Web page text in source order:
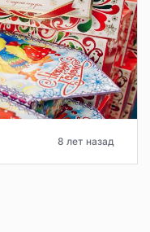
8 лет назад